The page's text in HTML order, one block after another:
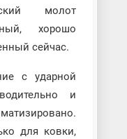
молот
хорошо
сейчас.
с ударной
и
для ковки,